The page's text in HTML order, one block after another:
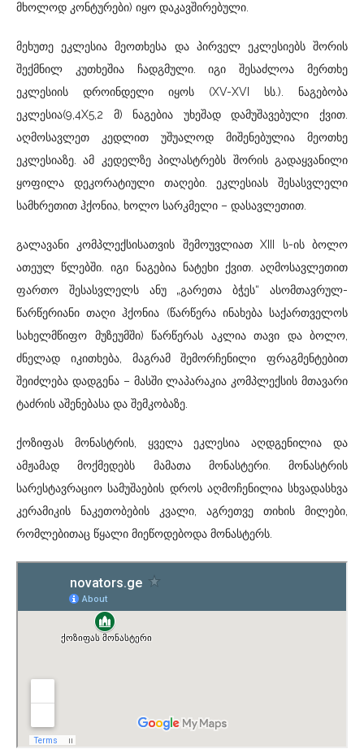
მხოლოდ კონტურები) იყო დაკავშირებული.
მეხუთე ეკლესია მეოთხესა და პირველ ეკლესიებს შორის
შექმნილ კუთხეშია ჩადგმული. იგი შესაძლოა მერთხე
ეკლესიის დროინდელი იყოს (XV-XVI სს.). ნაგებობა
ეკლესია(9,4X5,2 მ) ნაგებია უხეშად დამუშავებული ქვით.
აღმოსავლეთ კედლით უშუალოდ მიშენებულია მეოთხე
ეკლესიაზე. ამ კედელზე პილასტრებს შორის გადაყვანილი
ყოფილა დეკორატიული თაღები. ეკლესიას შესასვლელი
სამხრეთით ჰქონია, ხოლო სარკმელი – დასავლეთით.
გალავანი კომპლექსისათვის შემოუვლიათ XIII ს-ის ბოლო
ათეულ წლებში. იგი ნაგებია ნატეხი ქვით. აღმოსავლეთით
ფართო შესასვლელს ანუ „გარეთა ბჭეს“ ასომთავრულ-
წარწერიანი თაღი ჰქონია (წარწერა ინახება საქართველოს
სახელმწიფო მუზეუმში) წარწერას აკლია თავი და ბოლო,
ძნელად იკითხება, მაგრამ შემორჩენილი ფრაგმენტებით
შეიძლება დადგენა – მასში ლაპარაკია კომპლექსის მთავარი
ტაძრის აშენებასა და შემკობაზე.
ქოზიფას მონასტრის, ყველა ეკლესია აღდგენილია და
ამჟამად მოქმედებს მამათა მონასტერი. მონასტრის
სარესტავრაციო სამუშაების დროს აღმოჩენილია სხვადასხვა
კერამიკის ნაკეთობების კვალი, აგრეთვე თიხის მილები,
რომლებითაც წყალი მიეწოდებოდა მონასტერს.